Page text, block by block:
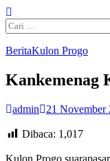
Cari
untuk:
BeritaKulon Progo
Kankemenag
admin 21 November
Dibaca: 1,017